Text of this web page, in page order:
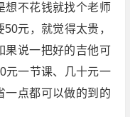
想不花钱就找个老师
元，就觉得太贵，
说一把好的吉他可
元一节课、几十元一
一点都可以做的到的